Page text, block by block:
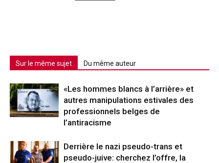
Sur le même sujet Du même auteur
«Les hommes blancs à l’arrière» et
autres manipulations estivales des
professionnels belges de
l’antiracisme
Derrière le nazi pseudo-trans et
pseudo-juive: cherchez l’offre, la